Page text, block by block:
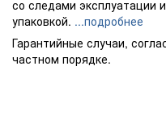
со следами эксплуатации
упаковкой. ...подробнее
Гарантийные случаи,
частном порядке.